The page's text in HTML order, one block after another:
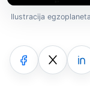
Ilustracija